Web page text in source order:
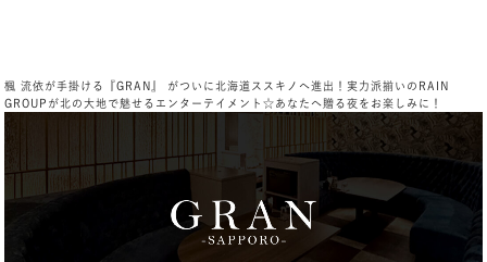
楓 流依が手掛ける『GRAN』 がついに北海道ススキノへ進出！実力派揃いのRAIN
GROUPが北の大地で魅せるエンターテイメント☆あなたへ贈る夜をお楽しみに！